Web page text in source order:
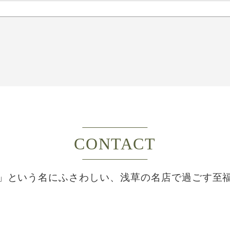
CONTACT
という名にふさわしい、 浅草の名店で過ごす至